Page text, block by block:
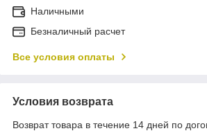
Наличными
Безналичный расчет
Все условия оплаты
Условия возврата
Возврат товара в течение 14 дней по